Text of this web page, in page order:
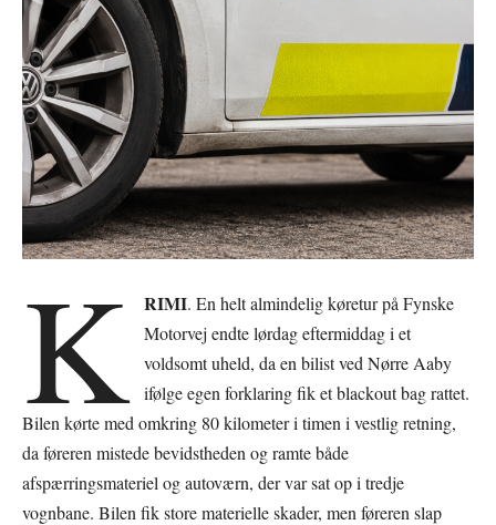
K RIMI. En helt almindelig køretur på Fynske
Motorvej endte lørdag eftermiddag i et
voldsomt uheld, da en bilist ved Nørre Aaby
ifølge egen forklaring fik et blackout bag rattet.
Bilen kørte med omkring 80 kilometer i timen i vestlig retning,
da føreren mistede bevidstheden og ramte både
afspærringsmateriel og autoværn, der var sat op i tredje
vognbane. Bilen fik store materielle skader, men føreren slap